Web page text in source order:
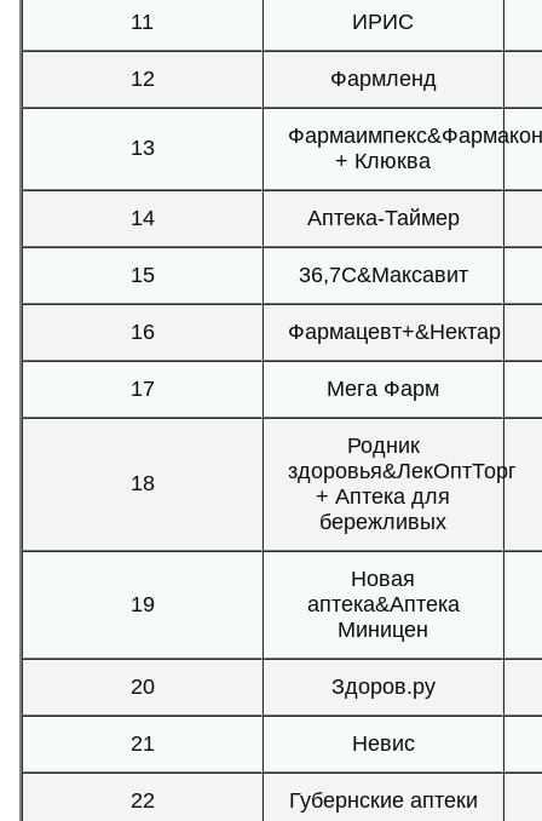
11 ИРИС
12 Фармленд
13
Фармаимпекс&Фармакон
+ Клюква
14 Аптека-Таймер
15 36,7С&Максавит
16 Фармацевт+&Нектар
17 Мега Фарм
18
Родник
здоровья&ЛекОптТорг
+ Аптека для
бережливых
19
Новая
аптека&Аптека
Миницен
20 Здоров.ру
21 Невис
22 Губернские аптеки